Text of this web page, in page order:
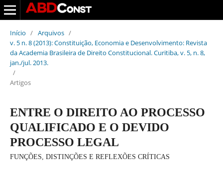
Início / Arquivos /
v. 5 n. 8 (2013): Constituição, Economia e Desenvolvimento: Revista
da Academia Brasileira de Direito Constitucional. Curitiba, v. 5, n. 8,
jan./jul. 2013.
/
Artigos
ENTRE O DIREITO AO PROCESSO
QUALIFICADO E O DEVIDO
PROCESSO LEGAL
FUNÇÕES, DISTINÇÕES E REFLEXÕES CRÍTICAS